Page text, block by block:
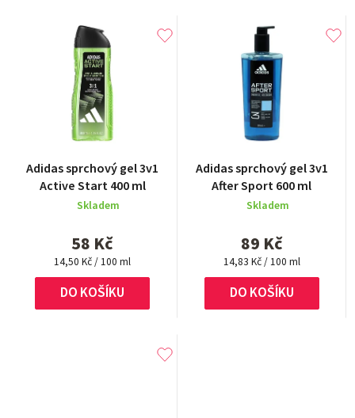
Adidas sprchový gel 3v1
Active Start 400 ml
hodnocení
produktu
je
z
5
hvězdiček.
Skladem
58 Kč
Měrná
cena:
14,50 Kč / 100 ml
DO KOŠÍKU
Adidas sprchový gel 3v1
After Sport 600 ml
Skladem
89 Kč
Měrná
cena:
14,83 Kč / 100 ml
DO KOŠÍKU